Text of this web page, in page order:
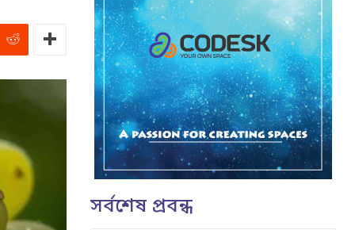
সর্বশেষ প্রবন্ধ